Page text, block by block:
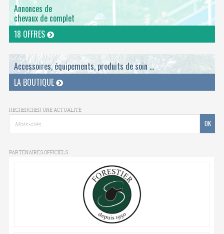
Annonces de
chevaux de complet
18 OFFRES
Accessoires, équipements, produits de soin ...
LA BOUTIQUE
RECHERCHER UNE ACTUALITÉ
PARTENAIRES OFFICIELS